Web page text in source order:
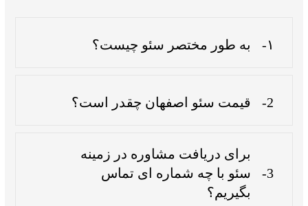
۱- به طور مختصر سئو چیست؟
2- قیمت سئو اصفهان چقدر است؟
3-
برای دریافت مشاوره در زمینه
سئو با چه شماره ای تماس
بگیریم؟